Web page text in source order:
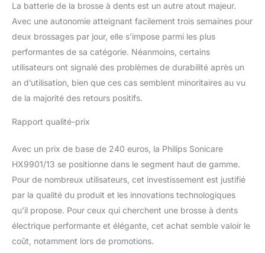
La batterie de la brosse à dents est un autre atout majeur.
Avec une autonomie atteignant facilement trois semaines pour
deux brossages par jour, elle s’impose parmi les plus
performantes de sa catégorie. Néanmoins, certains
utilisateurs ont signalé des problèmes de durabilité après un
an d’utilisation, bien que ces cas semblent minoritaires au vu
de la majorité des retours positifs.
Rapport qualité-prix
Avec un prix de base de 240 euros, la Philips Sonicare
HX9901/13 se positionne dans le segment haut de gamme.
Pour de nombreux utilisateurs, cet investissement est justifié
par la qualité du produit et les innovations technologiques
qu’il propose. Pour ceux qui cherchent une brosse à dents
électrique performante et élégante, cet achat semble valoir le
coût, notamment lors de promotions.